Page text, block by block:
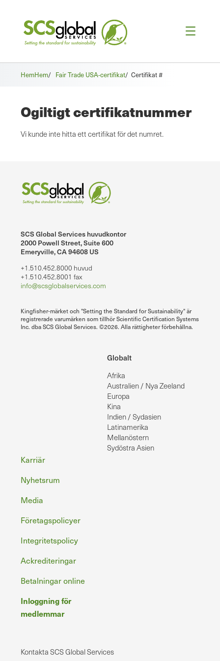
Hem /
Hem Fair Trade USA-certifikat/ Certifikat #
Ogiltigt certifikatnummer
Vi kunde inte hitta ett certifikat för det numret.
SCS Global Services huvudkontor
2000 Powell Street, Suite 600
Emeryville, CA 94608 US
+1.510.452.8000 huvud
+1.510.452.8001 fax
info@scsglobalservices.com
Kingfisher-märket och "Setting the Standard for Sustainability" är
registrerade varumärken som tillhör Scientific Certification Systems
Inc. dba SCS Global Services. ©2026. Alla rättigheter förbehållna.
Globalt
Afrika
Australien / Nya Zeeland
Europa
Kina
Indien / Sydasien
Latinamerika
Mellanöstern
Sydöstra Asien
Sidfot
Karriär
Nyhetsrum
Media
Företagspolicyer
Integritetspolicy
Ackrediteringar
Betalningar online
Inloggning för
medlemmar
Kontakta SCS Global Services